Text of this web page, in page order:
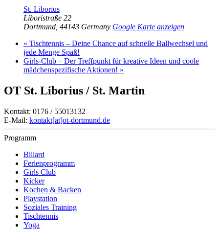
St. Liborius
Liboristraße 22
Dortmund, 44143 Germany Google Karte anzeigen
« Tischtennis – Deine Chance auf schnelle Ballwechsel und
jede Menge Spaß!
Girls-Club – Der Treffpunkt für kreative Ideen und coole
mädchenspezifische Aktionen! »
OT St. Liborius / St. Martin
Kontakt: 0176 / 55013132
E-Mail: kontakt[at]ot-dortmund.de
Programm
Billard
Ferienprogramm
Girls Club
Kicker
Kochen & Backen
Playstation
Soziales Training
Tischtennis
Yoga